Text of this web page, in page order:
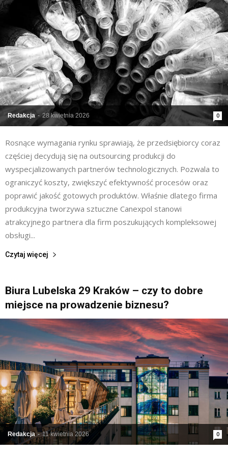
Redakcja - 28 kwietnia 2026 0
Rosnące wymagania rynku sprawiają, że przedsiębiorcy coraz
częściej decydują się na outsourcing produkcji do
wyspecjalizowanych partnerów technologicznych. Pozwala to
ograniczyć koszty, zwiększyć efektywność procesów oraz
poprawić jakość gotowych produktów. Właśnie dlatego firma
produkcyjna tworzywa sztuczne Canexpol stanowi
atrakcyjnego partnera dla firm poszukujących kompleksowej
obsługi...
Czytaj więcej
Biura Lubelska 29 Kraków – czy to dobre
miejsce na prowadzenie biznesu?
Redakcja - 11 kwietnia 2026 0